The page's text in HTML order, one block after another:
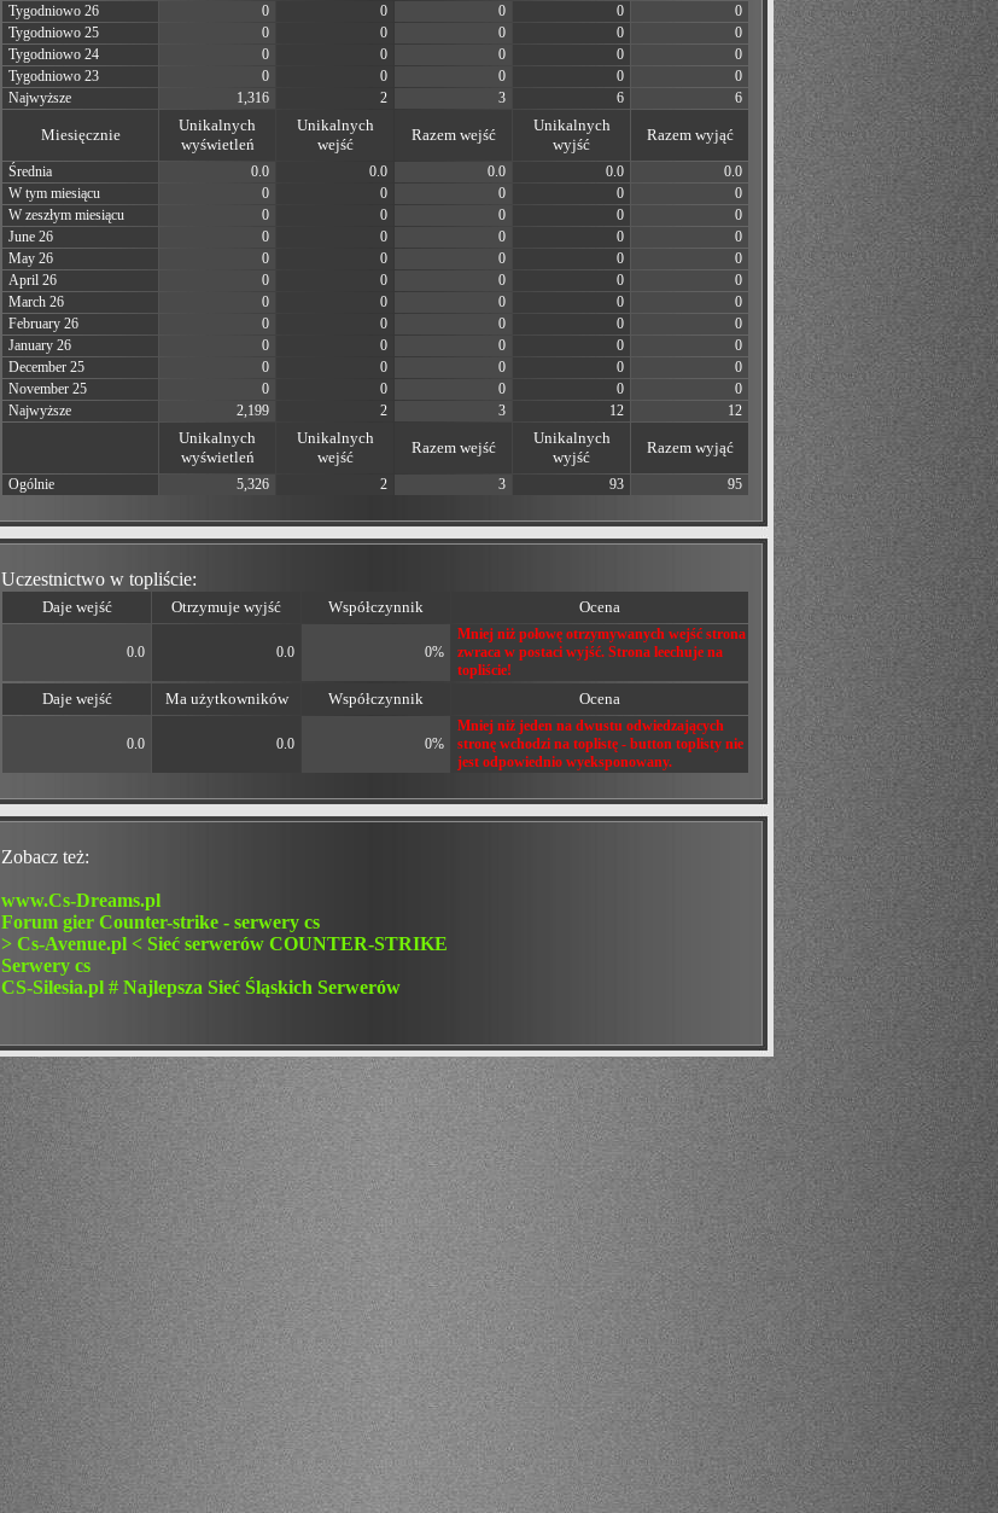
Tygodniowo 26
0 0 0 0
0
Tygodniowo 25
0 0 0 0
0
Tygodniowo 24
0 0 0 0
0
Tygodniowo 23
0 0 0 0
0
Najwyższe
1,316 2 3 6 6
Miesięcznie
Unikalnych
wyświetleń
Unikalnych
wejść
Razem wejść
Unikalnych
wyjść
Razem wyjąć
Średnia 0.0 0.0 0.0 0.0
0.0
W tym miesiącu
0 0 0 0
0
W zeszłym miesiącu
0 0 0 0
0
June 26
0 0 0 0
0
May 26
0 0 0 0
0
April 26
0 0 0 0
0
March 26
0 0 0 0
0
February 26
0 0 0 0
0
January 26
0 0 0 0
0
December 25
0 0 0 0
0
November 25
0 0 0 0
0
Najwyższe
2,199 2 3 12 12
Unikalnych
wyświetleń
Unikalnych
wejść
Razem wejść
Unikalnych
wyjść
Razem wyjąć
Ogólnie 5,326 2 3 93 95
Uczestnictwo w topliście:
Daje wejść Otrzymuje wyjść Współczynnik Ocena
0.0 0.0 0%
Mniej niż połowę otrzymywanych wejść strona
zwraca w postaci wyjść. Strona leechuje na
topliście!
Daje wejść Ma użytkowników Współczynnik Ocena
0.0 0.0 0%
Mniej niż jeden na dwustu odwiedzających
stronę wchodzi na toplistę - button toplisty nie
jest odpowiednio wyeksponowany.
Zobacz też:
www.Cs-Dreams.pl
Forum gier Counter-strike - serwery cs
> Cs-Avenue.pl < Sieć serwerów COUNTER-STRIKE
Serwery cs
CS-Silesia.pl # Najlepsza Sieć Śląskich Serwerów